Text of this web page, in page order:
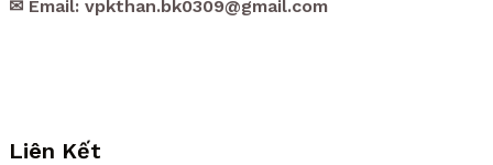
✉ Email: vpkthan.bk0309@gmail.com
Liên Kết